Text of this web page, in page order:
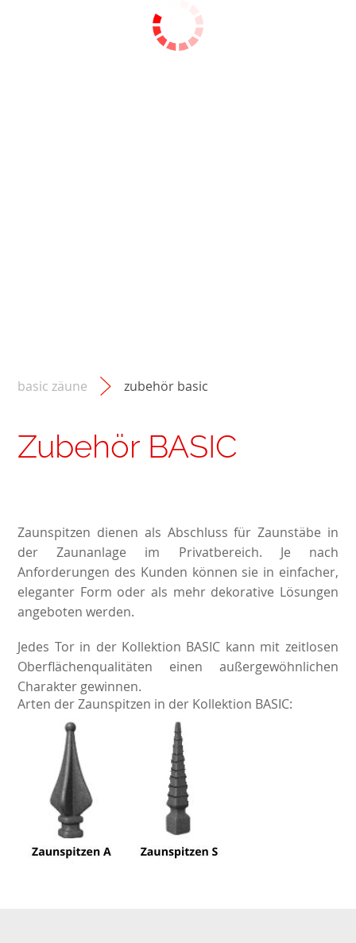
basic zäune zubehör basic
Zubehör BASIC
Zaunspitzen dienen als Abschluss für Zaunstäbe in
der Zaunanlage im Privatbereich. Je nach
Anforderungen des Kunden können sie in einfacher,
eleganter Form oder als mehr dekorative Lösungen
angeboten werden.
Jedes Tor in der Kollektion BASIC kann mit zeitlosen
Oberflächenqualitäten einen außergewöhnlichen
Charakter gewinnen.
Arten der Zaunspitzen in der Kollektion BASIC: